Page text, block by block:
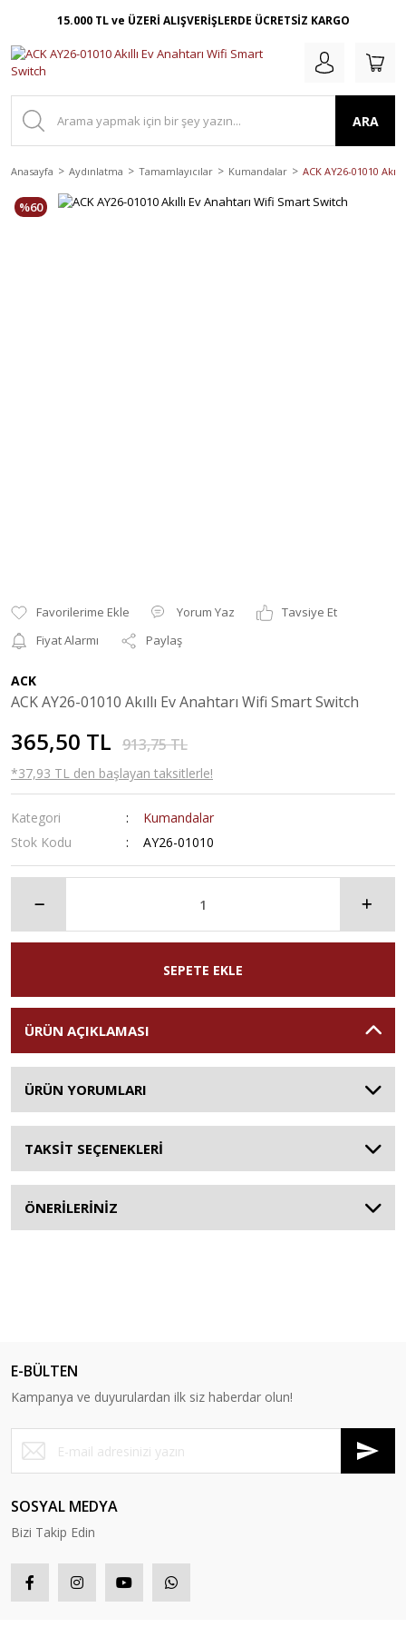
15.000 TL ve ÜZERİ ALIŞVERİŞLERDE ÜCRETSİZ KARGO
ARA
Anasayfa Aydınlatma Tamamlayıcılar Kumandalar ACK AY26-01010
%60
Yorum Yaz
Tavsiye Et
Fiyat Alarmı
Paylaş
ACK
ACK AY26-01010 Akıllı Ev Anahtarı Wifi Smart Switch
365,50 TL 913,75 TL
*37,93 TL den başlayan taksitlerle!
Kategori
Kumandalar
Stok Kodu
AY26-01010
SEPETE EKLE
ÜRÜN AÇIKLAMASI
ÜRÜN YORUMLARI
TAKSİT SEÇENEKLERİ
ÖNERİLERİNİZ
E-BÜLTEN
Kampanya ve duyurulardan ilk siz haberdar olun!
SOSYAL MEDYA
Bizi Takip Edin